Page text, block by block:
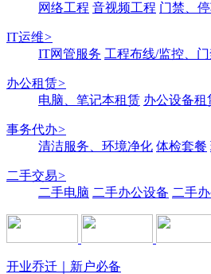
网络工程 音视频工程 门禁、
IT运维>
IT网管服务 工程布线/监控、
办公租赁>
电脑、笔记本租赁 办公设备租
事务代办>
清洁服务、环境净化 体检套餐
二手交易>
二手电脑 二手办公设备 二手
开业乔迁｜新户必备